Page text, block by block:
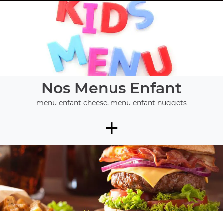
Nos Menus Enfant
menu enfant cheese, menu enfant nuggets
+